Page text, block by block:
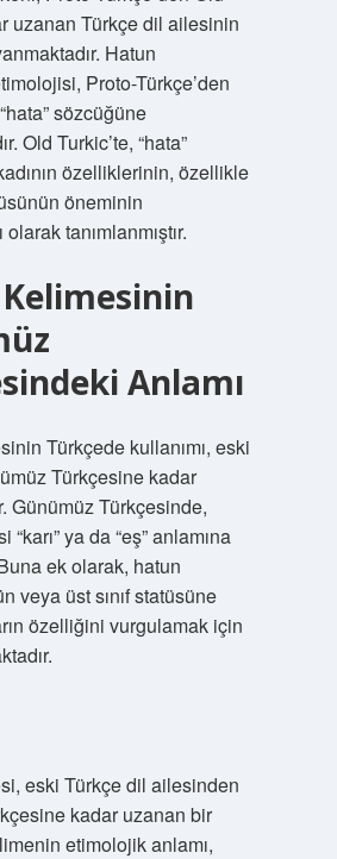
uzanan Türkçe dil ailesinin
Hatun
Proto-Türkçe’den
sözcüğüne
Old Turkic’te, “hata”
özelliklerinin, özellikle
öneminin
tanımlanmıştır.
Anlamı
Türkçede kullanımı, eski
Türkçesine kadar
Günümüz Türkçesinde,
ya da “eş” anlamına
ek olarak, hatun
veya üst sınıf statüsüne
özelliğini vurgulamak için
eski Türkçe dil ailesinden
kadar uzanan bir
etimolojik anlamı,